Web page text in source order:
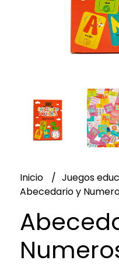
Inicio
Juegos
Abecedario y